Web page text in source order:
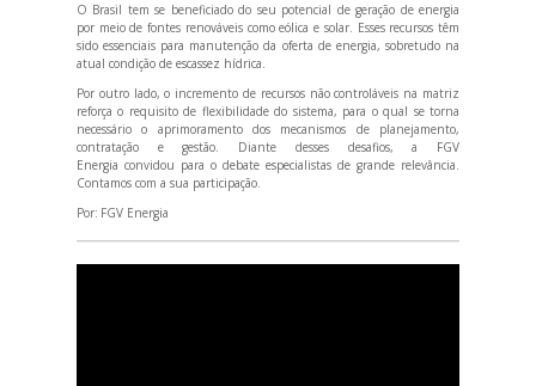
O Brasil tem se beneficiado do seu potencial de geração de energia
por meio de fontes renováveis como eólica e solar. Esses recursos têm
sido essenciais para manutenção da oferta de energia, sobretudo na
atual condição de escassez hídrica.
Por outro lado, o incremento de recursos não controláveis na matriz
reforça o requisito de flexibilidade do sistema, para o qual se torna
necessário o aprimoramento dos mecanismos de planejamento,
contratação e gestão. Diante desses desafios, a FGV
Energia convidou para o debate especialistas de grande relevância.
Contamos com a sua participação.
Por: FGV Energia